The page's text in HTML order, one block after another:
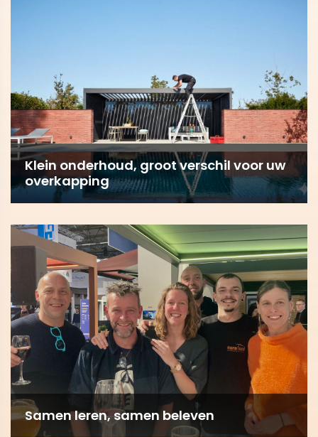
Klein onderhoud, groot verschil voor uw
overkapping
Samen leren, samen beleven